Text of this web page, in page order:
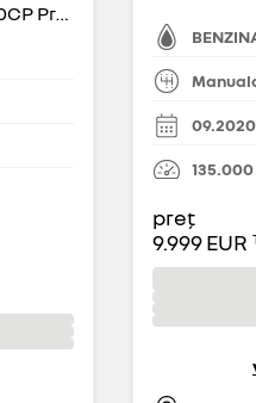
PRESTIGE PLUS - 1.3 TCe 150CP Prestige Plus 4WD
09.2020
135.000
preț
9.999 EUR